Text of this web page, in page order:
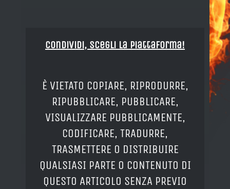
Condividi, Scegli la piattaforma!
È VIETATO COPIARE, RIPRODURRE,
RIPUBBLICARE, PUBBLICARE,
VISUALIZZARE PUBBLICAMENTE,
CODIFICARE, TRADURRE,
TRASMETTERE O DISTRIBUIRE
QUALSIASI PARTE O CONTENUTO DI
QUESTO ARTICOLO SENZA PREVIO